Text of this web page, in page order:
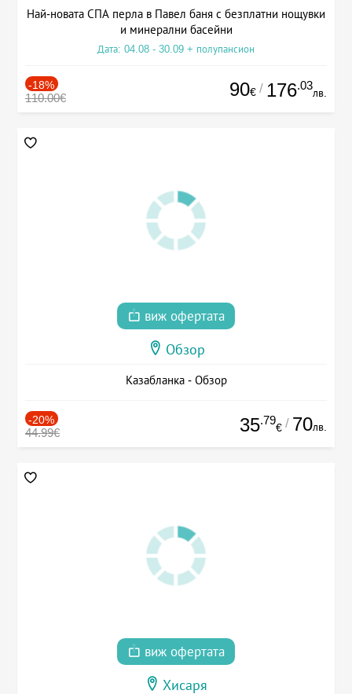
Най-новата СПА перла в Павел баня с безплатни нощувки
и минерални басейни
Дата: 04.08 - 30.09 + полупансион
-18%
110.00€ 90€ / 176.03
лв.
виж офертата
Обзор
Казабланка - Обзор
-20%
44.99€ 35.79
€ / 70лв.
виж офертата
Хисаря